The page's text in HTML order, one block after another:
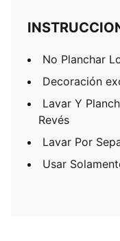
No Planchar
Decoración
Lavar Y
Revés
Lavar Por
Usar